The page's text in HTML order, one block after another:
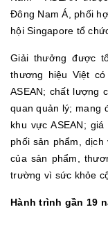
Đông Nam Á, phối
hội Singapore tổ
Giải thưởng được
thương hiệu Việt
ASEAN; chất lượng
quan quản lý; mang
khu vực ASEAN;
phối sản phẩm,
của sản phẩm,
trường vì sức khỏe
Hành trình gần 19